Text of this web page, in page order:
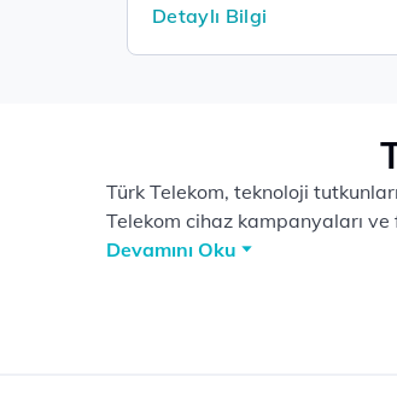
Detaylı Bilgi
Türk Telekom, teknoloji
Telekom cihaz kampanyaları ve
Devamını Oku